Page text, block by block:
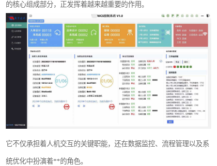
的核心组成部分，正发挥着越来越重要的作用。
它不仅承担着人机交互的关键职能，还在数据监控、流程管理以及系
统优化中扮演着**的角色。
物流立库控制上位机软件
PDA手持终端WinCE上位机软件
WMS和WCS二合一
串口上位机软件
运动控制上位机软件
物流线调度控制软件